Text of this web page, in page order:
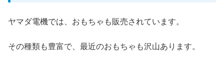
ヤマダ電機では、おもちゃも販売されています。
その種類も豊富で、最近のおもちゃも沢山あります。